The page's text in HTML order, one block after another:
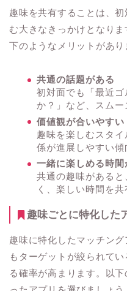
趣味を共有することは、
む大きなきっかけとなり
下のようなメリットがあり
共通の話題がある
初対面でも「最近
か？」など、スムー
価値観が合いやすい
趣味を楽しむスタ
係が進展しやすい傾
一緒に楽しめる時間
共通の趣味がある
く、楽しい時間を共
趣味ごとに特化した
趣味に特化したマッチン
もターゲットが絞られて
る確率が高まります。以